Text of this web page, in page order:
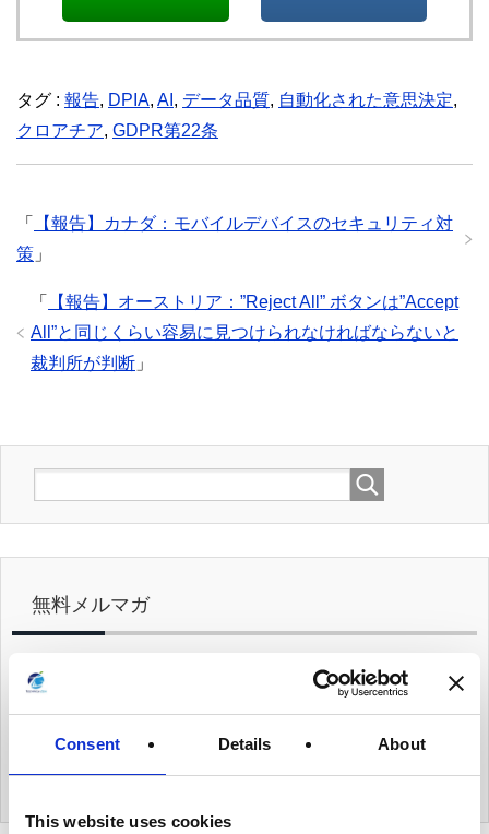
Consent Details About
This website uses cookies
タグ : 報告, DPIA, AI , データ品質, 自動化された意思決定,
クロアチア, GDPR第22条
「
【報告】カナダ：モバイルデバイスのセキュリティ対
策 」
「
【報告】オーストリア：”Reject All” ボタンは”Accept
All”と同じくらい容易に見つけられなければならないと
裁判所が判断 」
無料メルマガ
メールマガジンのご購読は、
からメールアドレ
個人データハンドブックを無料でプレゼント致しま
す。